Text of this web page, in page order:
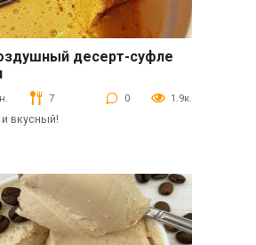
десерт-суфле
7 0 1.9к.
вкусный!